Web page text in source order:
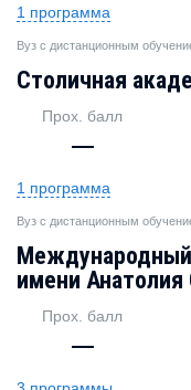
1 программа
Вуз с дистанционным
Столичная
Прох. балл
—
1 программа
Вуз с дистанционным
Международный
имени Анатолия
Прох. балл
—